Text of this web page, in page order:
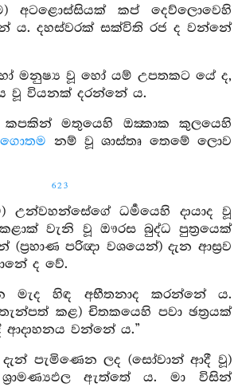
අටළොස්සියක් කප් දෙව්ලොවෙහි
ය. දහස්වරක් සක්විති රජ ද වන්නේ
හෝ මනුෂ්‍ය වූ හෝ යම් උපතකට යේ ද,
වූ වියනක් දරන්නේ ය.
කපකින් මතුයෙහි ඔක්‍කාක කුලයෙහි
ගොතම නම් වූ ශාස්තෘ තෙමේ ලොව
623
උන්වහන්සේගේ ධර්‍මයෙහි දායාද වූ
වැනි වූ ඖරස බුද්ධ පුත්‍රයෙක්
(ප්‍රහාණ පරිඥා වශයෙන්) දැන ආස්‍රව
ද වේ.
මැද හිඳ අභීතනාද කරන්නේ ය.
කළ) චිතකයෙහි පවා ඡත්‍රයක්
ආදාහනය වන්නේ ය.”
දැන් පැමිණෙන ලද (සෝවාන් ආදී වූ)
ඇත්තේ ය. මා විසින්